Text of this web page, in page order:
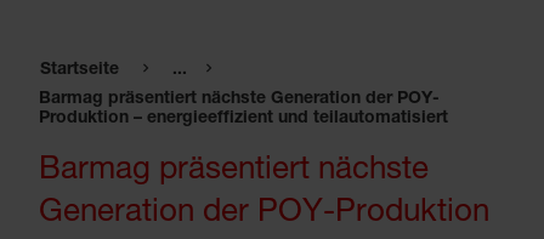
Startseite
...
Barmag präsentiert nächste Generation der POY-
Produktion – energieeffizient und teilautomatisiert
Barmag präsentiert nächste
Generation der POY-Produktion